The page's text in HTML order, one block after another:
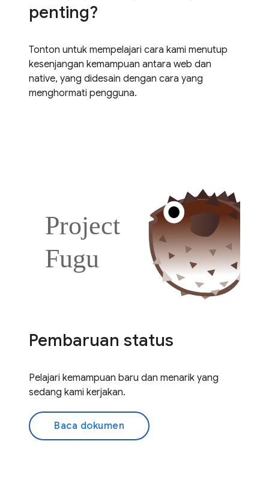
penting?
Tonton untuk mempelajari cara kami menutup
kesenjangan kemampuan antara web dan
native, yang didesain dengan cara yang
menghormati pengguna.
Pembaruan status
Pelajari kemampuan baru dan menarik yang
sedang kami kerjakan.
Baca dokumen